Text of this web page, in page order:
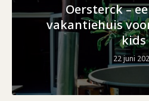
Oersterck –
vakantiehuis
kids
22 juni